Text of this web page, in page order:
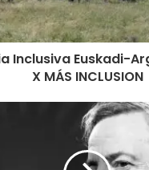
Inclusiva Euskadi-
X MÁS INCLUSION